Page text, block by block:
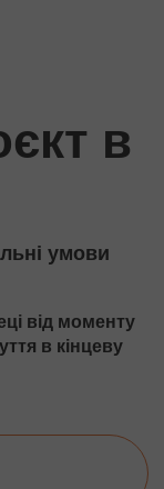
в
умови
від моменту
в кінцеву